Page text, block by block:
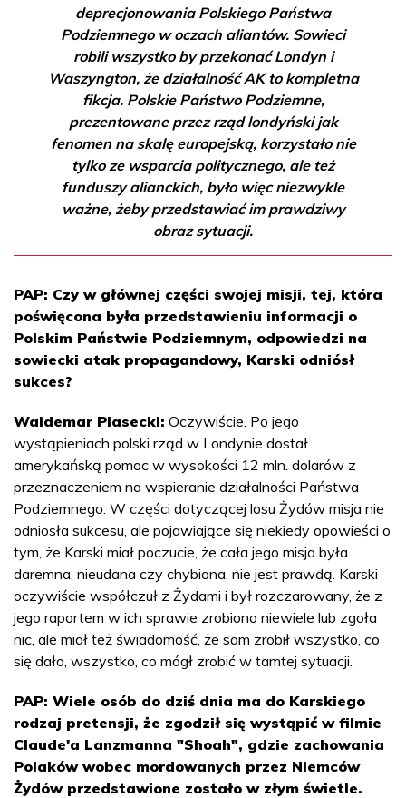
deprecjonowania Polskiego Państwa
Podziemnego w oczach aliantów. Sowieci
robili wszystko by przekonać Londyn i
Waszyngton, że działalność AK to kompletna
fikcja. Polskie Państwo Podziemne,
prezentowane przez rząd londyński jak
fenomen na skalę europejską, korzystało nie
tylko ze wsparcia politycznego, ale też
funduszy alianckich, było więc niezwykle
ważne, żeby przedstawiać im prawdziwy
obraz sytuacji.
PAP: Czy w głównej części swojej misji, tej, która
poświęcona była przedstawieniu informacji o
Polskim Państwie Podziemnym, odpowiedzi na
sowiecki atak propagandowy, Karski odniósł
sukces?
Waldemar Piasecki: Oczywiście. Po jego
wystąpieniach polski rząd w Londynie dostał
amerykańską pomoc w wysokości 12 mln. dolarów z
przeznaczeniem na wspieranie działalności Państwa
Podziemnego. W części dotyczącej losu Żydów misja nie
odniosła sukcesu, ale pojawiające się niekiedy opowieści o
tym, że Karski miał poczucie, że cała jego misja była
daremna, nieudana czy chybiona, nie jest prawdą. Karski
oczywiście współczuł z Żydami i był rozczarowany, że z
jego raportem w ich sprawie zrobiono niewiele lub zgoła
nic, ale miał też świadomość, że sam zrobił wszystko, co
się dało, wszystko, co mógł zrobić w tamtej sytuacji.
PAP: Wiele osób do dziś dnia ma do Karskiego
rodzaj pretensji, że zgodził się wystąpić w filmie
Claude'a Lanzmanna "Shoah", gdzie zachowania
Polaków wobec mordowanych przez Niemców
Żydów przedstawione zostało w złym świetle.